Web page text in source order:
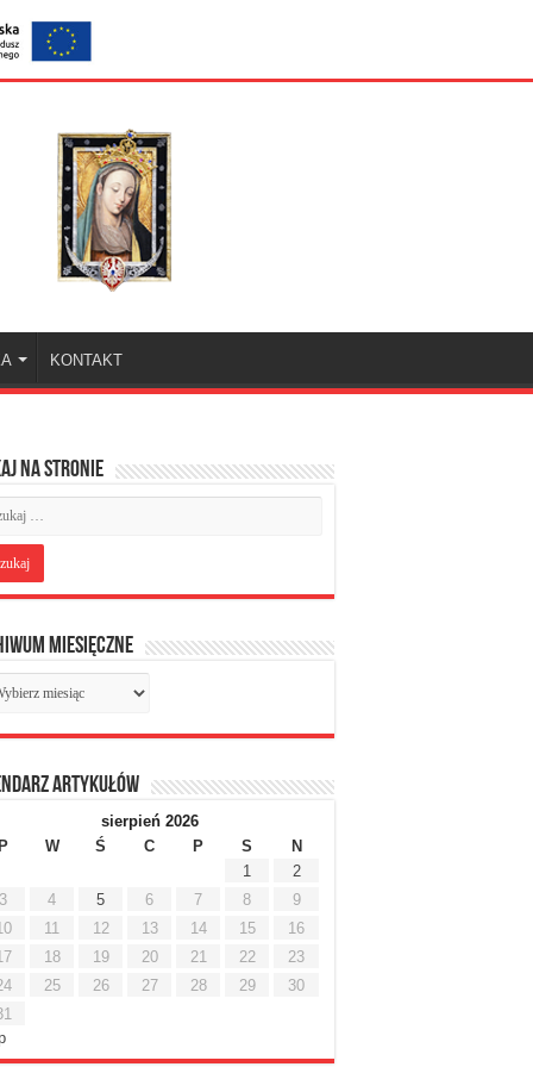
KONTAKT
na stronie
miesięczne
artykułów
sierpień 2026
P
W Ś C P S
N
1
2
3
4 5 6 7 8
9
11 12 13 14 15
16
18 19 20 21 22
23
25 26 27 28 29
30